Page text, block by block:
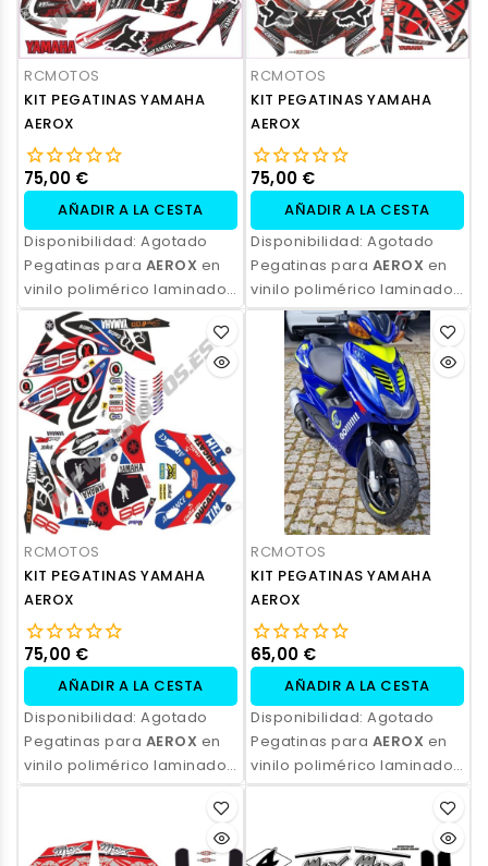
RCMOTOS
KIT PEGATINAS YAMAHA
AEROX
75,00 €
AÑADIR A LA CESTA
Disponibilidad: Agotado
Pegatinas para AEROX en
vinilo polimérico laminado,
impresas con tinta
ecosolvente. Alta
resistencia, acabado
profesional y opción de
personalización.
RCMOTOS
KIT PEGATINAS YAMAHA
AEROX
75,00 €
AÑADIR A LA CESTA
Disponibilidad: Agotado
Pegatinas para AEROX en
vinilo polimérico laminado,
impresas con tinta
ecosolvente. Alta
resistencia, acabado
profesional y opción de
personalización.
RCMOTOS
KIT PEGATINAS YAMAHA
AEROX
75,00 €
AÑADIR A LA CESTA
Disponibilidad: Agotado
Pegatinas para AEROX en
vinilo polimérico laminado,
impresas con tinta
resistencia, acabado
profesional y opción de
RCMOTOS
KIT PEGATINAS YAMAHA
AEROX
65,00 €
AÑADIR A LA CESTA
Disponibilidad: Agotado
Pegatinas para AEROX en
vinilo polimérico laminado,
impresas con tinta
profesional y opción de